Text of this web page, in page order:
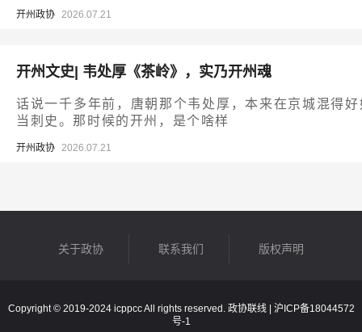
开州政协 2026.07.21
开州文史| 韦处厚《茶岭》，实乃开州魂
话说一千多年前，唐朝那个韦处厚，本来在京城混得
当刺史。那时候的开州，是个啥样
开州政协 2026.07.21
关于政协 联系我们 版权声明
Copyright © 2019-2024 icppcc All rights reserved. 政协联线 | 沪ICP备18044572
号-1